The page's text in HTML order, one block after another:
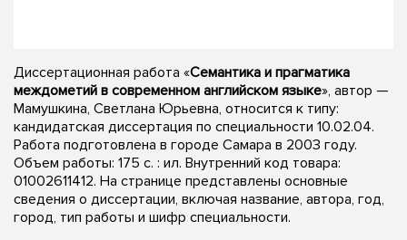
Диссертационная работа «Семантика и прагматика
междометий в современном английском языке», автор —
Мамушкина, Светлана Юрьевна, относится к типу:
кандидатская диссертация по специальности 10.02.04.
Работа подготовлена в городе Самара в 2003 году.
Объем работы: 175 с. : ил. Внутренний код товара:
01002611412. На странице представлены основные
сведения о диссертации, включая название, автора, год,
город, тип работы и шифр специальности.